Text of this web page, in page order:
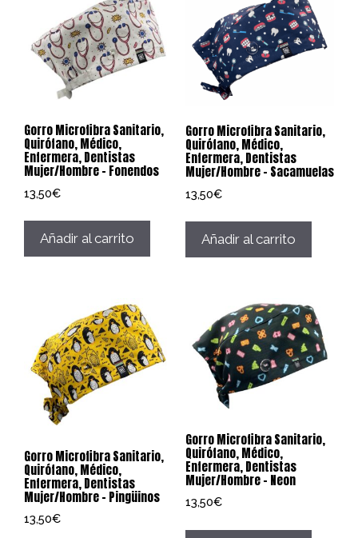
Gorro Microfibra Sanitario,
Quirófano, Médico,
Enfermera, Dentistas
Mujer/Hombre – Fonendos
13,50€
Añadir al carrito
Gorro Microfibra Sanitario,
Quirófano, Médico,
Enfermera, Dentistas
Mujer/Hombre – Sacamuelas
13,50€
Añadir al carrito
Gorro Microfibra Sanitario,
Quirófano, Médico,
Enfermera, Dentistas
Mujer/Hombre – Pingüinos
13,50€
Gorro Microfibra Sanitario,
Quirófano, Médico,
Enfermera, Dentistas
Mujer/Hombre – Neon
13,50€